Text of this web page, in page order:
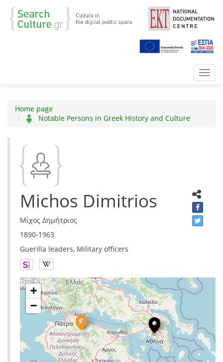
Home page
Notable Persons in Greek History and Culture
Michos Dimitrios
Μίχος Δημήτριος
1890-1963
Guerilla leaders, Military officers
+
−